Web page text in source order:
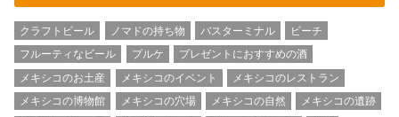
クラフトビール ノマドの持ち物 バスターミナル
ビーチ
フルーティなビール
プルケ
プレゼントにおすすめの酒
メキシコのお土産
メキシコのイベント
メキシコのレストラン
メキシコの博物館
メキシコの穴場 メキシコの自然
メキシコの遺跡